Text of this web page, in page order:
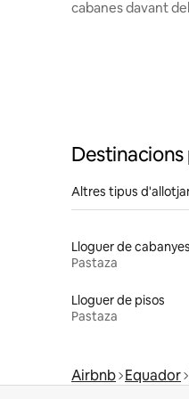
allí
cabanes davant
Altres tipus
Pastaza
Lloguer de pisos
Pastaza
Airbnb Equador